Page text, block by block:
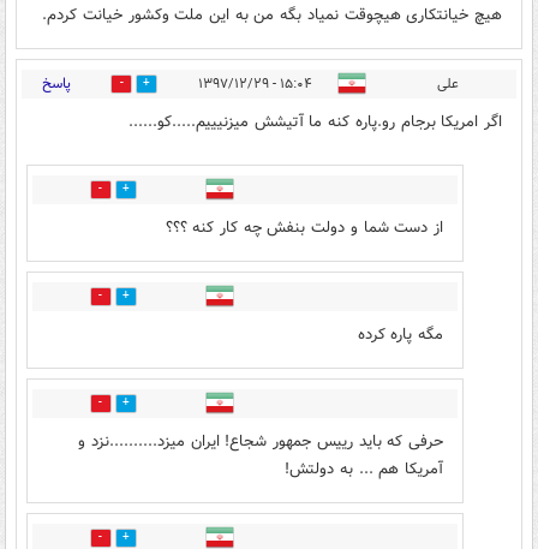
هیچ خیانتکاری هیچوقت نمیاد بگه من به این ملت وکشور خیانت کردم.
علی ۱۵:۰۴ - ۱۳۹۷/۱۲/۲۹ 16 پاسخ
اگر امریکا برجام رو.پاره کنه ما آتیشش میزنیییم.....کو......
16
از دست شما و دولت بنفش چه کار کنه ؟؟؟
2
مگه پاره کرده
2
حرفی که باید رییس جمهور شجاع! ایران میزد..........نزد و
آمریکا هم ... به دولتش!
4